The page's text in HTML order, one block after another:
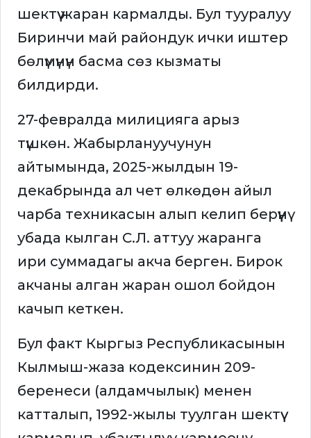
шектүү жаран кармалды. Бул тууралуу
Биринчи май райондук ички иштер
бөлүмүнүн басма сөз кызматы
билдирди.
27-февралда милицияга арыз
түшкөн. Жабырлануучунун
айтымында, 2025-жылдын 19-
декабрында ал чет өлкөдөн айыл
чарба техникасын алып келип берүүнү
убада кылган С.Л. аттуу жаранга
ири суммадагы акча берген. Бирок
акчаны алган жаран ошол бойдон
качып кеткен.
Бул факт Кыргыз Республикасынын
Кылмыш-жаза кодексинин 209-
беренеси (алдамчылык) менен
катталып, 1992-жылы туулган шектүү